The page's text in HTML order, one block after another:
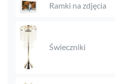
Ramki na zdjęcia
Świeczniki